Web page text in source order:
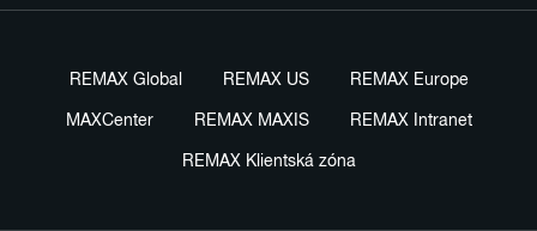
REMAX Global REMAX US REMAX Europe
MAXCenter REMAX MAXIS REMAX Intranet
REMAX Klientská zóna